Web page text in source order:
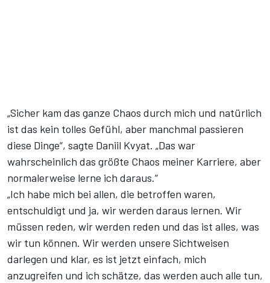
„Sicher kam das ganze Chaos durch mich und natürlich
ist das kein tolles Gefühl, aber manchmal passieren
diese Dinge“, sagte Daniil Kvyat. „Das war
wahrscheinlich das größte Chaos meiner Karriere, aber
normalerweise lerne ich daraus.“
„Ich habe mich bei allen, die betroffen waren,
entschuldigt und ja, wir werden daraus lernen. Wir
müssen reden, wir werden reden und das ist alles, was
wir tun können. Wir werden unsere Sichtweisen
darlegen und klar, es ist jetzt einfach, mich
anzugreifen und ich schätze, das werden auch alle tun,